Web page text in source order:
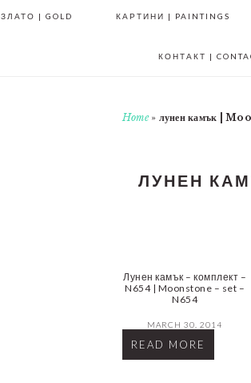
ЗЛАТО | GOLD КАРТИНИ | PAINTINGS
КОНТАКТ |
Home» лунен камък |
ЛУНЕН
Лунен камък – комплект –
N654 | Moonstone – set –
N654
MARCH 30, 2014
READ MORE